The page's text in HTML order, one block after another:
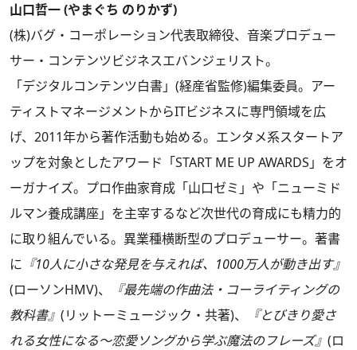
山口哲一 (やまぐち のりかず)
(株)バグ・コーポレーション代表取締役、音楽プロデュー
サー・コンテンツビジネスエバンジェリスト。
「デジタルコンテンツ白書」(経産省監修)編集委員。アー
ティストマネージメントからITビジネスに専門領域を広
げ、2011年から著作活動も始める。エンタメ系スタートア
ップを対象としたアワード「START ME UP AWARDS」をオ
ーガナイズ。プロ作曲家育成「山口ゼミ」や「ニューミド
ルマン養成講座」を主宰するなど次世代の育成にも精力的
に取り組んでいる。異業種横断型のプロデューサー。著書
に 『10人に小さな発見を与えれば、1000万人が動き出す』
(ローソンHMV)、
『最先端の作曲法・コーライティングの
教科書』 (リットーミュージック・共著)、
『とびきり愛さ
れる女性になる～恋愛ソングから学ぶ魔法のフレーズ』 (ロ